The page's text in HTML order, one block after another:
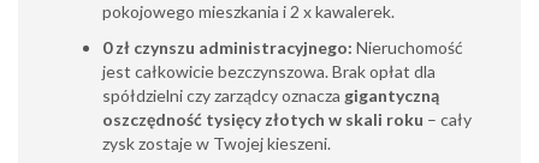
pokojowego mieszkania i 2 x kawalerek.
0 zł czynszu administracyjnego: Nieruchomość
jest całkowicie bezczynszowa. Brak opłat dla
spółdzielni czy zarządcy oznacza gigantyczną
oszczędność tysięcy złotych w skali roku – cały
zysk zostaje w Twojej kieszeni.